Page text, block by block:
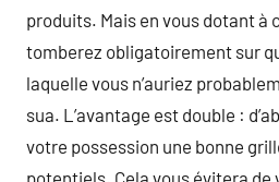
produits. Mais en vous dotant à
tomberez obligatoirement sur
laquelle vous n’auriez
sua. L’avantage est double :
votre possession une bonne
potentiels. Cela vous évitera de